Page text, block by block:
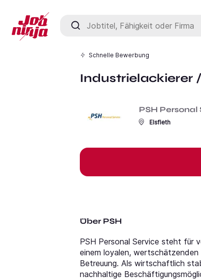
Jobtitel, Fähigkeit oder Firma
Schnelle Bewerbung
Industrielackierer
PSH Personal
Elsfleth
Über PSH
PSH Personal Service steht für
einem loyalen, wertschätzenden
Betreuung. Als wirtschaftlich
nachhaltige